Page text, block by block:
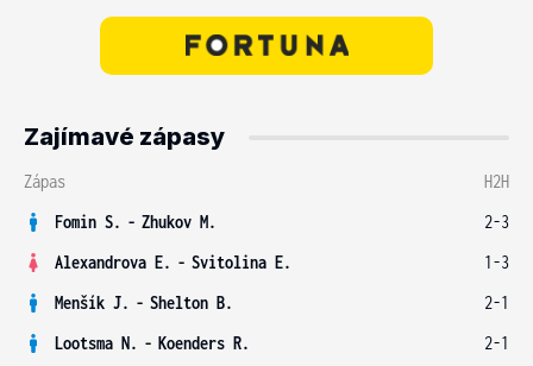
Zajímavé zápasy
Zápas
H2H
Fomin S. - Zhukov M.
2-3
Alexandrova E. - Svitolina E.
1-3
Menšík J. - Shelton B.
2-1
Lootsma N. - Koenders R.
2-1